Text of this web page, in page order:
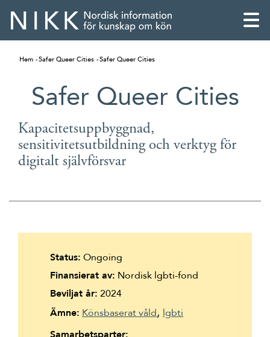
English
Skandinaviska
Suomi
Íslenska
Hem Safer Queer Cities Safer Queer Cities
Safer Queer Cities
Kapacitetsuppbyggnad,
sensitivitetsutbildning och verktyg för
digitalt självförsvar
Status: Ongoing
Finansierat av: Nordisk lgbti-fond
Beviljat år: 2024
Ämne: Könsbaserat våld lgbti